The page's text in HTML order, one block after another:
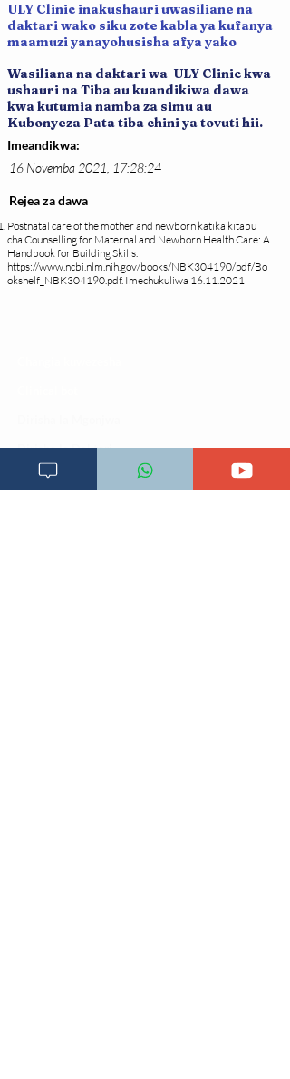
ULY Clinic inakushauri uwasiliane na
daktari wako siku zote kabla ya kufanya
maamuzi yanayohusisha afya yako
Wasiliana na daktari wa ULY Clinic kwa
ushauri na Tiba au kuandikiwa dawa
kwa kutumia namba za simu au
Kubonyeza Pata tiba chini ya tovuti hii.
Imeandikwa:
16 Novemba 2021, 17:28:24
Rejea za dawa
Postnatal care of the mother and newborn katika kitabu
cha Counselling for Maternal and Newborn Health Care: A
Handbook for Building Skills.
https://www.ncbi.nlm.nih.gov/books/NBK304190/pdf/Bo
okshelf_NBK304190.pdf. Imechukuliwa 16.11.2021
Dirisha la Daktari
Dodoso la matibabu